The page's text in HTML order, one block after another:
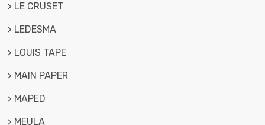
> LE CRUSET
> LEDESMA
> LOUIS TAPE
> MAIN PAPER
> MAPED
> MEULA